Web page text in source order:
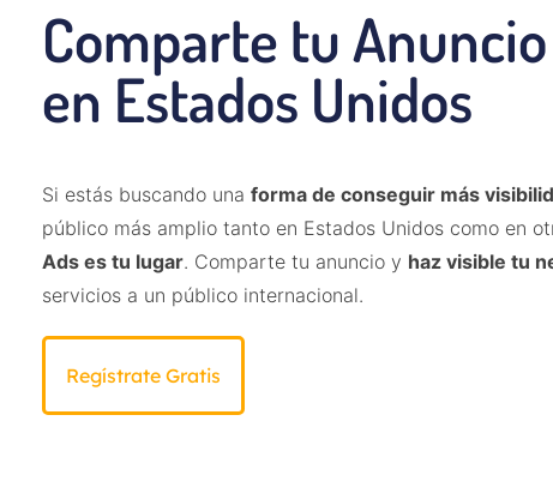
Comparte tu
en Estados Unidos
Si estás buscando una forma de conseguir más
público más amplio tanto en Estados Unidos como en
Ads es tu lugar. Comparte tu anuncio y haz visible tu
servicios a un público internacional.
Regístrate Gratis